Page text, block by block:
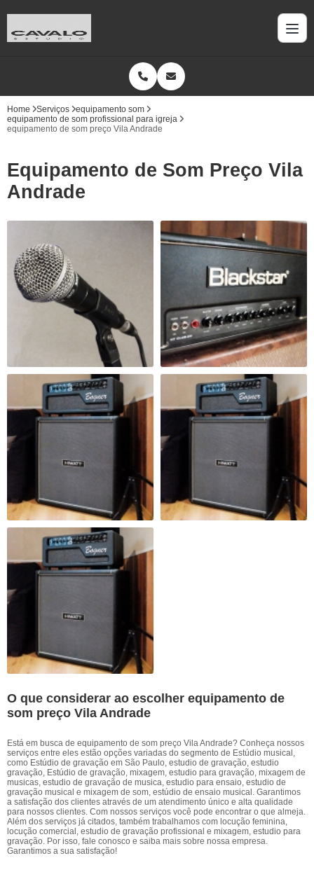
Home Serviços
equipamento som
equipamento de som profissional para igreja
equipamento de som preço Vila Andrade
Equipamento de Som Preço Vila
Andrade
O que considerar ao escolher equipamento de
som preço Vila Andrade
Está em busca de equipamento de som preço Vila Andrade? Conheça nossos
serviços entre eles estão opções variadas do segmento de Estúdio musical,
como Estúdio de gravação em São Paulo, estudio de gravação, estudio
gravação, Estúdio de gravação, mixagem, estudio para gravação, mixagem de
musicas, estudio de gravação de musica, estudio para ensaio, estudio de
gravação musical e mixagem de som, estúdio de ensaio musical. Garantimos
a satisfação dos clientes através de um atendimento único e alta qualidade
para nossos clientes. Com nossos serviços você pode encontrar o que almeja.
Além dos serviços já citados, também trabalhamos com locução feminina,
locução comercial, estudio de gravação profissional e mixagem, estudio para
gravação. Por isso, fale conosco e saiba mais sobre nossa empresa.
Garantimos a sua satisfação!